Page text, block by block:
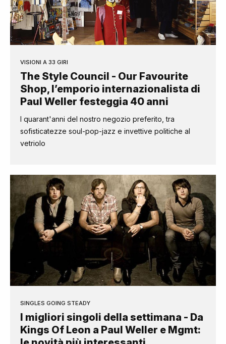
VISIONI A 33 GIRI
The Style Council - Our Favourite
Shop, l’emporio internazionalista di
Paul Weller festeggia 40 anni
I quarant'anni del nostro negozio preferito, tra
sofisticatezze soul-pop-jazz e invettive politiche al
vetriolo
SINGLES GOING STEADY
I migliori singoli della settimana - Da
Kings Of Leon a Paul Weller e Mgmt: